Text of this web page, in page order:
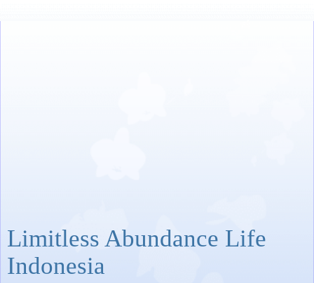
Limitless Abundance Life
Indonesia